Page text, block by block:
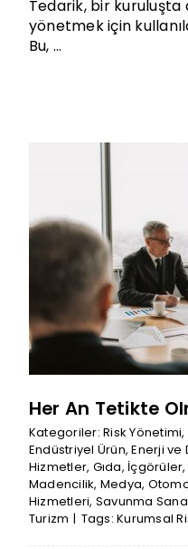
Tedarik, bir kuruluşta
yönetmek için
Bu, ...
Her An Tetikte
Kategoriler:Risk Yönetimi,
Endüstriyel Ürün,Enerji ve
Hizmetler, Gıda, İçgörüler,
Madencilik, Medya,
Hizmetleri, Savunma
Turizm | Tags:Kurumsal